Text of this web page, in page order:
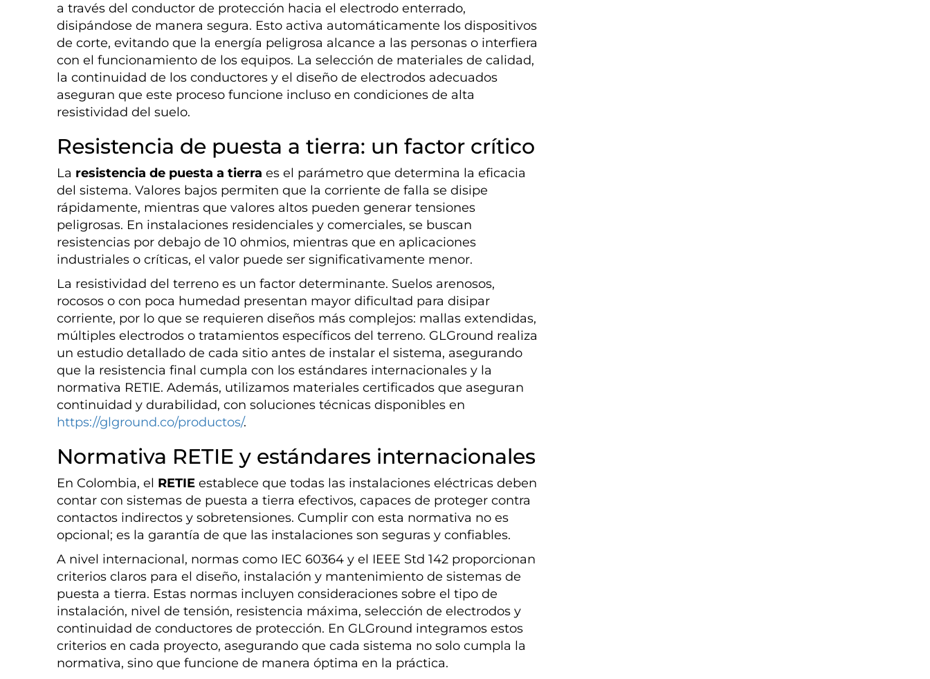
a través del conductor de protección hacia el electrodo enterrado,
disipándose de manera segura. Esto activa automáticamente los dispositivos
de corte, evitando que la energía peligrosa alcance a las personas o interfiera
con el funcionamiento de los equipos. La selección de materiales de calidad,
la continuidad de los conductores y el diseño de electrodos adecuados
aseguran que este proceso funcione incluso en condiciones de alta
resistividad del suelo.
Resistencia de puesta a tierra: un factor crítico
La resistencia de puesta a tierra es el parámetro que determina la eficacia
del sistema. Valores bajos permiten que la corriente de falla se disipe
rápidamente, mientras que valores altos pueden generar tensiones
peligrosas. En instalaciones residenciales y comerciales, se buscan
resistencias por debajo de 10 ohmios, mientras que en aplicaciones
industriales o críticas, el valor puede ser significativamente menor.
La resistividad del terreno es un factor determinante. Suelos arenosos,
rocosos o con poca humedad presentan mayor dificultad para disipar
corriente, por lo que se requieren diseños más complejos: mallas extendidas,
múltiples electrodos o tratamientos específicos del terreno. GLGround realiza
un estudio detallado de cada sitio antes de instalar el sistema, asegurando
que la resistencia final cumpla con los estándares internacionales y la
normativa RETIE. Además, utilizamos materiales certificados que aseguran
continuidad y durabilidad, con soluciones técnicas disponibles en
https://glground.co/productos/.
Normativa RETIE y estándares internacionales
En Colombia, el RETIE establece que todas las instalaciones eléctricas deben
contar con sistemas de puesta a tierra efectivos, capaces de proteger contra
contactos indirectos y sobretensiones. Cumplir con esta normativa no es
opcional; es la garantía de que las instalaciones son seguras y confiables.
A nivel internacional, normas como IEC 60364 y el IEEE Std 142 proporcionan
criterios claros para el diseño, instalación y mantenimiento de sistemas de
puesta a tierra. Estas normas incluyen consideraciones sobre el tipo de
instalación, nivel de tensión, resistencia máxima, selección de electrodos y
continuidad de conductores de protección. En GLGround integramos estos
criterios en cada proyecto, asegurando que cada sistema no solo cumpla la
normativa, sino que funcione de manera óptima en la práctica.